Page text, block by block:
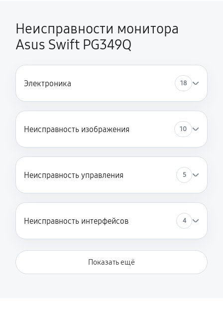
Неисправности монитора
Asus Swift PG349Q
Электроника 18
Неисправность изображения 10
Неисправность управления 5
Неисправность интерфейсов 4
Показать ещё